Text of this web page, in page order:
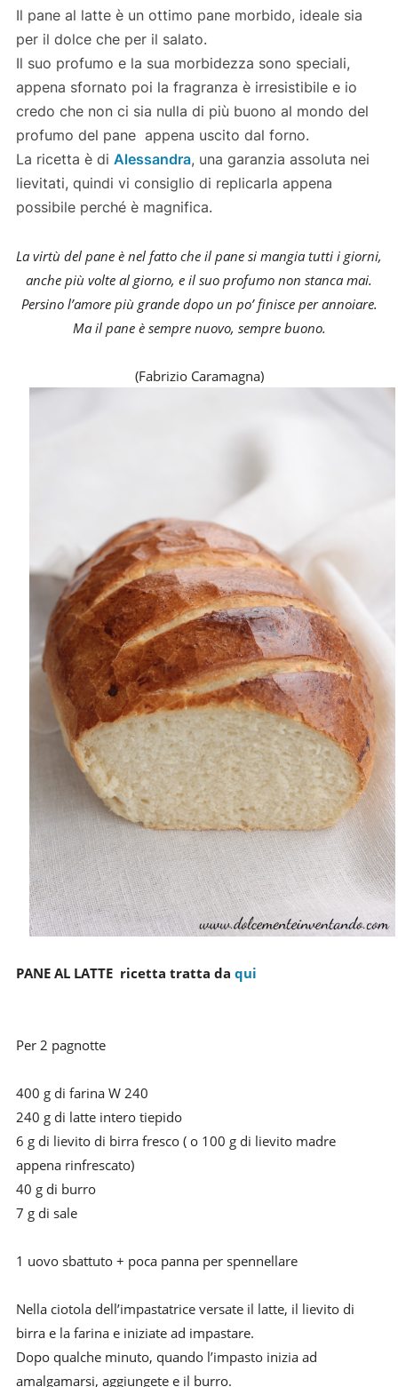
Il pane al latte è un ottimo pane morbido, ideale sia
per il dolce che per il salato.
Il suo profumo e la sua morbidezza sono speciali,
appena sfornato poi la fragranza è irresistibile e io
credo che non ci sia nulla di più buono al mondo del
profumo del pane appena uscito dal forno.
La ricetta è di Alessandra, una garanzia assoluta nei
lievitati, quindi vi consiglio di replicarla appena
possibile perché è magnifica.
La virtù del pane è nel fatto che il pane si mangia tutti i giorni,
anche più volte al giorno, e il suo profumo non stanca mai.
Persino l’amore più grande dopo un po’ finisce per annoiare.
Ma il pane è sempre nuovo, sempre buono.
(Fabrizio Caramagna)
PANE AL LATTE ricetta tratta da qui
Per 2 pagnotte
400 g di farina W 240
240 g di latte intero tiepido
6 g di lievito di birra fresco ( o 100 g di lievito madre
appena rinfrescato)
40 g di burro
7 g di sale
1 uovo sbattuto + poca panna per spennellare
Nella ciotola dell’impastatrice versate il latte, il lievito di
birra e la farina e iniziate ad impastare.
Dopo qualche minuto, quando l’impasto inizia ad
amalgamarsi, aggiungete e il burro.